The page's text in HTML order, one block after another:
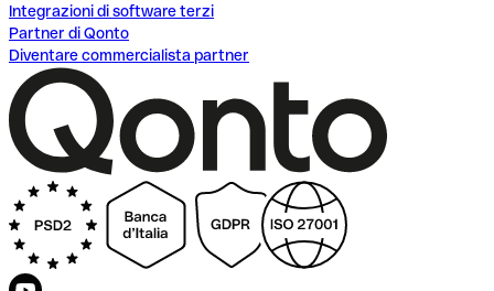
Integrazioni di software terzi
Partner di Qonto
Diventare commercialista partner